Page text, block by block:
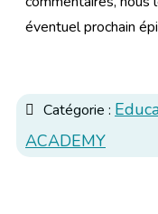
éventuel prochain
Catégorie :
ACADEMY